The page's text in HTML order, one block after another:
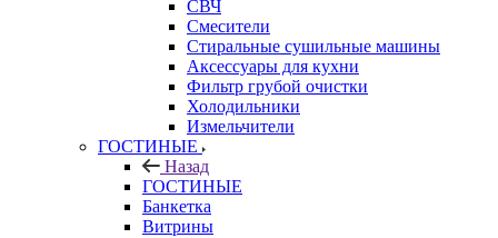
СВЧ
Смесители
Стиральные сушильные машины
Аксессуары для кухни
Фильтр грубой очистки
Холодильники
Измельчители
ГОСТИНЫЕ
Назад
ГОСТИНЫЕ
Банкетка
Витрины